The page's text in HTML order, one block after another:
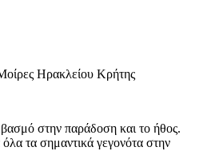
Ηρακλείου Κρήτης
στην παράδοση και το ήθος.
τα σημαντικά γεγονότα στην